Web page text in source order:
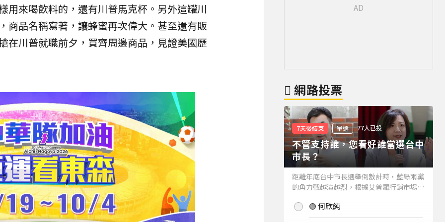
用來喝飲料的，還有川普馬克杯。另外這罐川
商品名稱寫著，讓蜂蜜再次偉大。甚至還有販
在川普就職前夕，買齊周邊商品，見證美國歷
網路投票
7天後結束 單選 77人已投
不管支持誰，您看好誰當選台中
市長？
距離年底台中市長選舉倒數計時，藍綠兩黨
的角力戰越演越烈，根據艾普羅行銷市場研
(詳情請見下方新聞)。而不管支持誰，您看
好誰當選台中市長？
🟢 何欣純